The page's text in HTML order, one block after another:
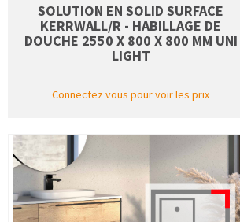
SOLUTION EN SOLID SURFACE
KERRWALL/R - HABILLAGE DE
DOUCHE 2550 X 800 X 800 MM UNI
LIGHT
Connectez vous pour voir les prix